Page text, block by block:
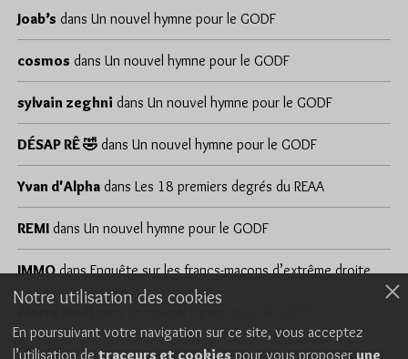
Joab’s dans Un nouvel hymne pour le GODF
cosmos dans Un nouvel hymne pour le GODF
sylvain zeghni dans Un nouvel hymne pour le GODF
DÉSAP RÊ 🤣 dans Un nouvel hymne pour le GODF
Yvan d'Alpha dans Les 18 premiers degrés du REAA
REMI dans Un nouvel hymne pour le GODF
JMMOdansEnquête sur les francs-maçons d’extrême droite
Notre utilisation des cookies
En poursuivant votre navigation sur ce site, vous acceptez
l’utilisation de traceurs et cookies pour vous proposer une